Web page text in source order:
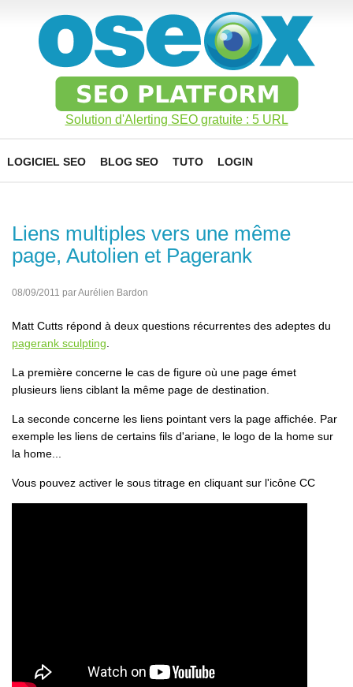
Solution d'Alerting SEO gratuite : 5 URL
LOGICIEL SEO BLOG SEO TUTO LOGIN
Liens multiples vers une même
page, Autolien et Pagerank
08/09/2011 par Aurélien Bardon
Matt Cutts répond à deux questions récurrentes des adeptes du
pagerank sculpting
La première concerne le cas de figure où une page émet
plusieurs liens ciblant la même page de destination.
La seconde concerne les liens pointant vers la page affichée. Par
exemple les liens de certains fils d'ariane, le logo de la home sur
la home...
Vous pouvez activer le sous titrage en cliquant sur l'icône CC